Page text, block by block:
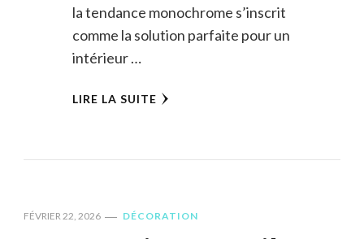
la tendance monochrome s’inscrit
comme la solution parfaite pour un
intérieur …
LIRE LA SUITE
FÉVRIER 22, 2026 DÉCORATION